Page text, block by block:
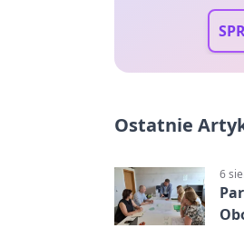
Ostatnie
6